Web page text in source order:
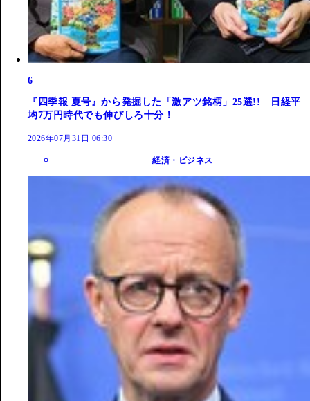
6
『四季報 夏号』から発掘した「激アツ銘柄」25選!! 日経平
均7万円時代でも伸びしろ十分！
2026年07月31日 06:30
経済・ビジネス